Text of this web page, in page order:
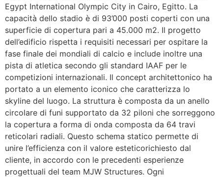
Egypt International Olympic City in Cairo, Egitto. La
capacità dello stadio è di 93’000 posti coperti con una
superficie di copertura pari a 45.000 m2. Il progetto
dell’edificio rispetta i requisiti necessari per ospitare la
fase finale dei mondiali di calcio e include inoltre una
pista di atletica secondo gli standard IAAF per le
competizioni internazionali. Il concept architettonico ha
portato a un elemento iconico che caratterizza lo
skyline del luogo. La struttura è composta da un anello
circolare di funi supportato da 32 piloni che sorreggono
la copertura a forma di onda composta da 64 travi
reticolari radiali. Questo schema statico permette di
unire l’efficienza con il valore esteticorichiesto dal
cliente, in accordo con le precedenti esperienze
progettuali del team MJW Structures. Ogni